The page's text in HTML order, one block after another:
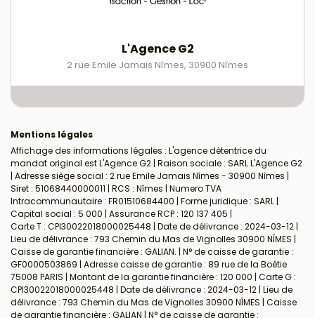
L'Agence G2
2 rue Emile Jamais Nîmes, 30900 Nîmes
Mentions légales
Affichage des informations légales : L'agence détentrice du
mandat original est L'Agence G2 | Raison sociale : SARL L'Agence G2
| Adresse siège social : 2 rue Emile Jamais Nîmes - 30900 Nîmes |
Siret : 51068440000011 | RCS : Nîmes | Numero TVA
Intracommunautaire : FR01510684400 | Forme juridique : SARL |
Capital social : 5 000 | Assurance RCP : 120 137 405 |
Carte T : CPI30022018000025448 | Date de délivrance : 2024-03-12 |
Lieu de délivrance : 793 Chemin du Mas de Vignolles 30900 NÎMES |
Caisse de garantie financière : GALIAN. | N° de caisse de garantie :
GF0000503869 | Adresse caisse de garantie : 89 rue de la Boétie
75008 PARIS | Montant de la garantie financière : 120 000 | Carte G :
CPI30022018000025448 | Date de délivrance : 2024-03-12 | Lieu de
délivrance : 793 Chemin du Mas de Vignolles 30900 NÎMES | Caisse
de garantie financière : GALIAN | N° de caisse de garantie :